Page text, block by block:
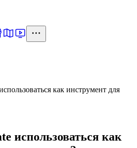
как инструмент для
использоваться как